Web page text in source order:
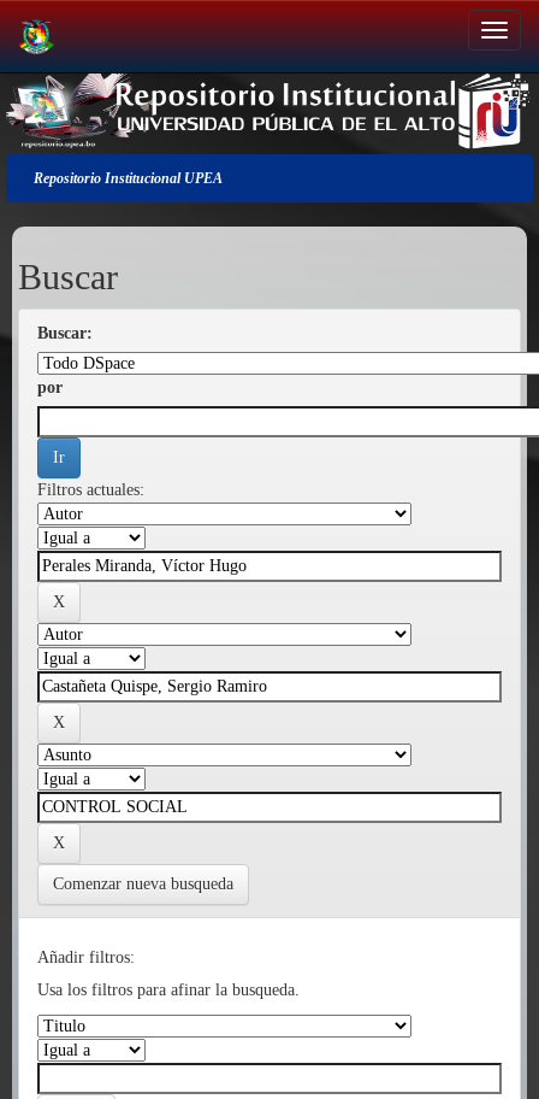
Salir
de
la
navegación
Repositorio Institucional UPEA
Buscar
Buscar:
por
Filtros actuales:
Comenzar nueva busqueda
Añadir filtros:
Usa los filtros para afinar la busqueda.